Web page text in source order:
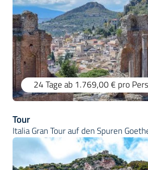
24 Tageab 1.769,00 € pro
Tour
Italia Gran Tour auf den Spuren